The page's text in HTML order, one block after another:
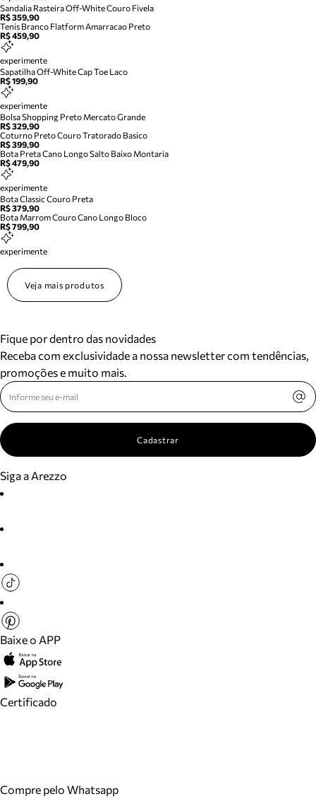
Sandalia Rasteira Off-White Couro Fivela
R$ 359,90
Tenis Branco Flatform Amarracao Preto
R$ 459,90
experimente
Sapatilha Off-White Cap Toe Laco
R$ 199,90
experimente
Bolsa Shopping Preto Mercato Grande
R$ 329,90
Coturno Preto Couro Tratorado Basico
R$ 399,90
Bota Preta Cano Longo Salto Baixo Montaria
R$ 479,90
experimente
Bota Classic Couro Preta
R$ 379,90
Bota Marrom Couro Cano Longo Bloco
R$ 799,90
experimente
Veja mais produtos
Fique por dentro das novidades
Receba com exclusividade a nossa newsletter com tendências,
promoções e muito mais.
Cadastrar
Siga a Arezzo
Baixe o APP
Certificado
Compre pelo Whatsapp